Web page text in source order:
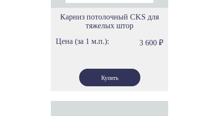
Карниз потолочный CKS для
тяжелых штор
Цена (за 1 м.п.):
3 600 ₽